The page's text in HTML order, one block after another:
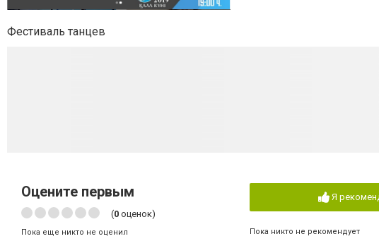
Фестиваль танцев
Оцените первым
(0 оценок)
Пока еще никто не оценил
Я
Пока никто не рекомендует